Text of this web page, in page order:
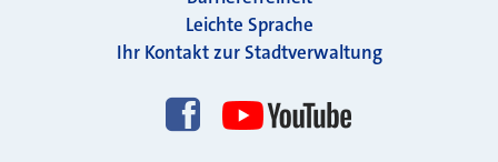
Leichte Sprache
Ihr Kontakt zur Stadtverwaltung
Folgen Sie uns!